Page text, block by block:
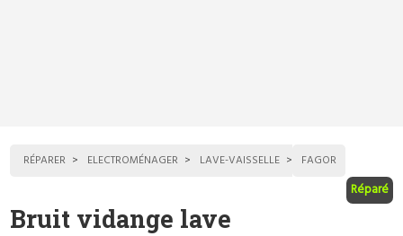
RÉPARER ELECTROMÉNAGER LAVE-VAISSELLE FAGOR
Réparé
Bruit vidange lave